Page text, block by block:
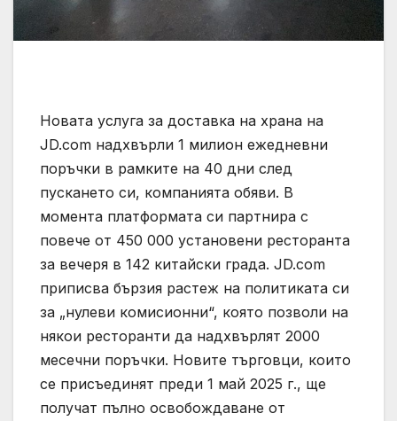
Новата услуга за доставка на храна на
JD.com надхвърли 1 милион ежедневни
поръчки в рамките на 40 дни след
пускането си, компанията обяви. В
момента платформата си партнира с
повече от 450 000 установени ресторанта
за вечеря в 142 китайски града. JD.com
приписва бързия растеж на политиката си
за „нулеви комисионни“, която позволи на
някои ресторанти да надхвърлят 2000
месечни поръчки. Новите търговци, които
се присъединят преди 1 май 2025 г., ще
получат пълно освобождаване от